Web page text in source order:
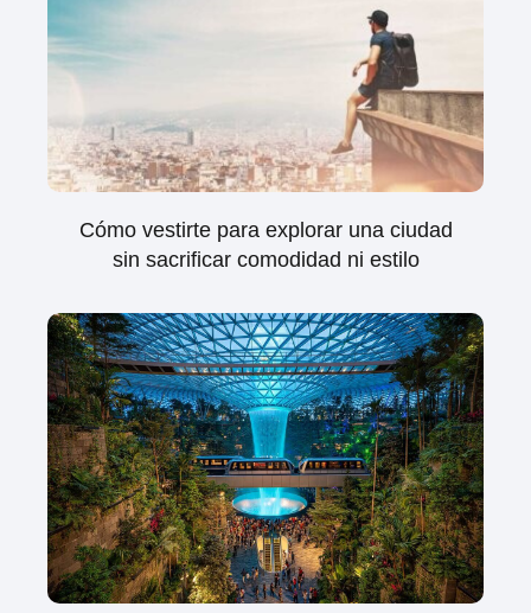
Cómo vestirte para explorar una ciudad
sin sacrificar comodidad ni estilo